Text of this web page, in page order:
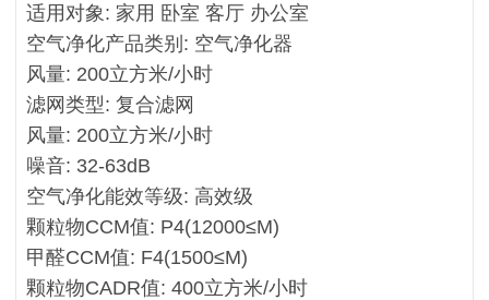
适用对象: 家用 卧室 客厅 办公室
空气净化产品类别: 空气净化器
风量: 200立方米/小时
滤网类型: 复合滤网
风量: 200立方米/小时
噪音: 32-63dB
空气净化能效等级: 高效级
颗粒物CCM值: P4(12000≤M)
甲醛CCM值: F4(1500≤M)
颗粒物CADR值: 400立方米/小时